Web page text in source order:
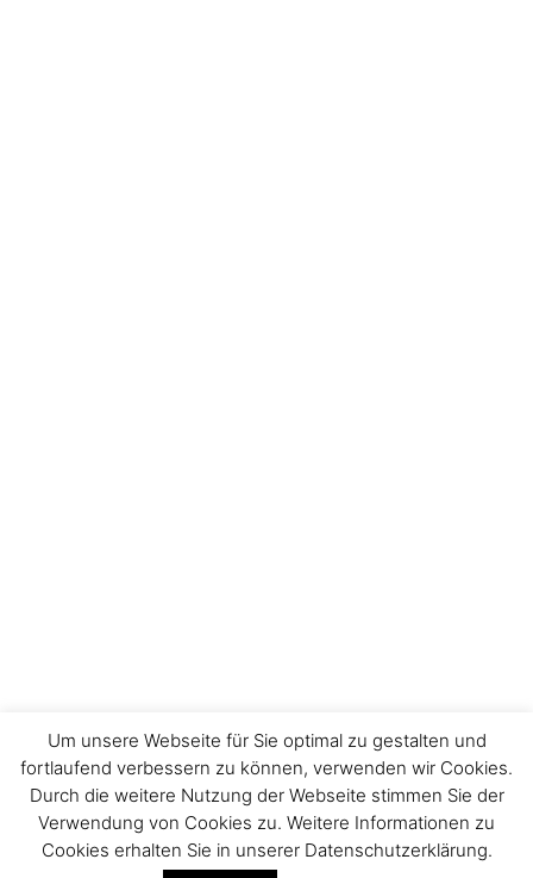
Impressum
Um unsere Webseite für Sie optimal zu gestalten und
fortlaufend verbessern zu können, verwenden wir Cookies.
Durch die weitere Nutzung der Webseite stimmen Sie der
Verwendung von Cookies zu. Weitere Informationen zu
Cookies erhalten Sie in unserer Datenschutzerklärung.